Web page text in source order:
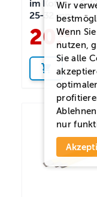
im Koffer – 6-
25-32 mm
20 .95
Wir
Wenn
nutzen,
Sie alle
Ablehnen
nur